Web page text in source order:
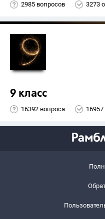
2985 вопросов 3273
9 класс
16392 вопроса 16957